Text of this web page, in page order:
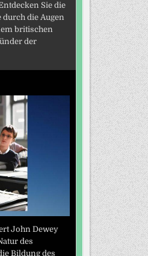
Sie die
durch die Augen
britischen
der
John Dewey
des
Bildung des